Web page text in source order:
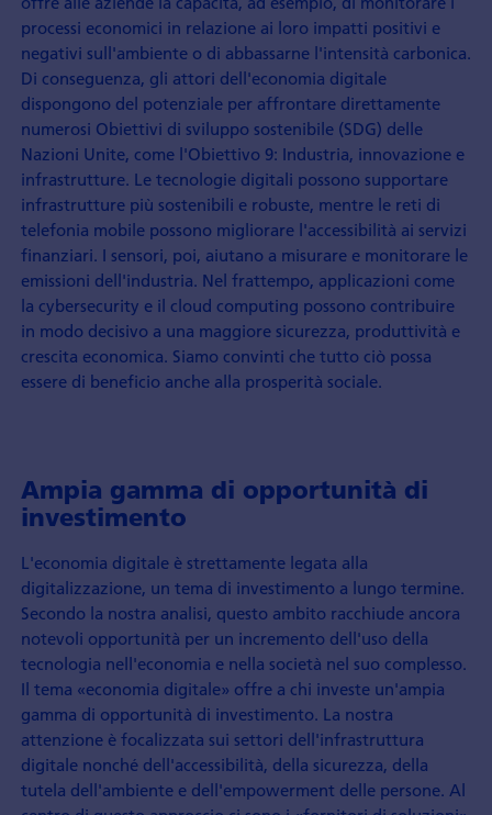
processi economici in relazione ai loro impatti positivi e
negativi sull'ambiente o di abbassarne l'intensità carbonica.
Di conseguenza, gli attori dell'economia digitale
dispongono del potenziale per affrontare direttamente
numerosi Obiettivi di sviluppo sostenibile (SDG) delle
Nazioni Unite, come l'Obiettivo 9: Industria, innovazione e
infrastrutture. Le tecnologie digitali possono supportare
infrastrutture più sostenibili e robuste, mentre le reti di
telefonia mobile possono migliorare l'accessibilità ai servizi
finanziari. I sensori, poi, aiutano a misurare e monitorare le
emissioni dell'industria. Nel frattempo, applicazioni come
la cybersecurity e il cloud computing possono contribuire
in modo decisivo a una maggiore sicurezza, produttività e
crescita economica. Siamo convinti che tutto ciò possa
essere di beneficio anche alla prosperità sociale.
Ampia gamma di opportunità di
investimento
L'economia digitale è strettamente legata alla
digitalizzazione, un tema di investimento a lungo termine.
Secondo la nostra analisi, questo ambito racchiude ancora
notevoli opportunità per un incremento dell'uso della
tecnologia nell'economia e nella società nel suo complesso.
Il tema «economia digitale» offre a chi investe un'ampia
gamma di opportunità di investimento. La nostra
attenzione è focalizzata sui settori dell'infrastruttura
digitale nonché dell'accessibilità, della sicurezza, della
tutela dell'ambiente e dell'empowerment delle persone. Al